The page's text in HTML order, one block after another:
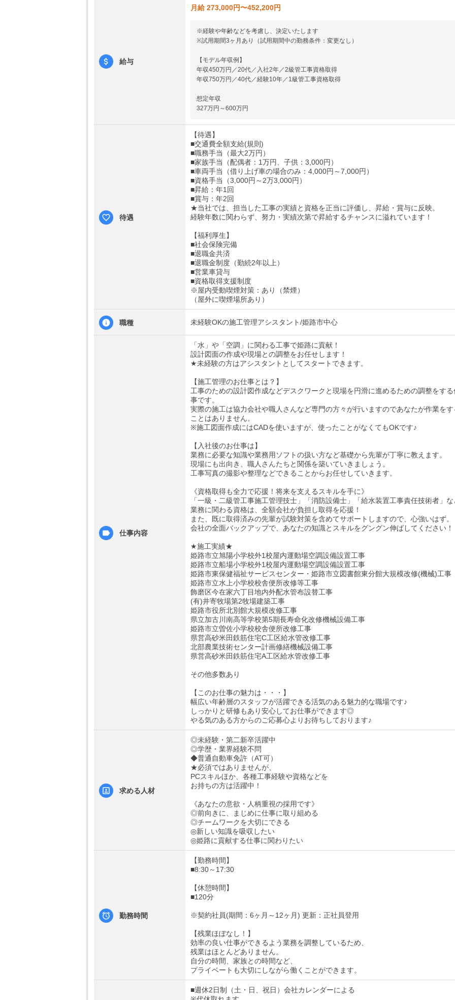
給与
月給 273,000円〜452,200円
※経験や年齢などを考慮し、決定いたします
※試用期間3ヶ月あり（試用期間中の勤務条件：変更なし）
【モデル年収例】
年収450万円／20代／入社2年／2級管工事資格取得
年収750万円／40代／経験10年／1級管工事資格取得
想定年収
327万円～600万円
待遇
【待遇】
■交通費全額支給(規則)
■職務手当（最大2万円）
■家族手当（配偶者：1万円、子供：3,000円）
■車両手当（借り上げ車の場合のみ：4,000円～7,000円）
■資格手当（3,000円～2万3,000円）
■昇給：年1回
■賞与：年2回
★当社では、担当した工事の実績と資格を正当に評価し、昇給・賞与に反映。
経験年数に関わらず、努力・実績次第で昇給するチャンスに溢れています！
【福利厚生】
■社会保険完備
■退職金共済
■退職金制度（勤続2年以上）
■営業車貸与
■資格取得支援制度
※屋内受動喫煙対策：あり（禁煙）
（屋外に喫煙場所あり）
職種 未経験OKの施工管理アシスタント/姫路市中心
仕事内容
「水」や「空調」に関わる工事で姫路に貢献！
設計図面の作成や現場との調整をお任せします！
★未経験の方はアシスタントとしてスタートできます。
【施工管理のお仕事とは？】
工事のための設計図作成などデスクワークと現場を円滑に進めるための調整をする
事です。
実際の施工は協力会社や職人さんなど専門の方々が行いますのであなたが作業をす
ことはありません。
※施工図面作成にはCADを使いますが、使ったことがなくてもOKです♪
【入社後のお仕事は】
業務に必要な知識や業務用ソフトの扱い方など基礎から先輩が丁寧に教えます。
現場にも出向き、職人さんたちと関係を築いていきましょう。
工事写真の撮影や整理などできることからお任せしていきます。
《資格取得も全力で応援！将来を支えるスキルを手に》
「一級・二級管工事施工管理技士」「消防設備士」「給水装置工事責任技術者」な
業務に関わる資格は、全額会社が負担し取得を応援！
また、既に取得済みの先輩が試験対策を含めてサポートしますので、心強いはず。
会社の全面バックアップで、あなたの知識とスキルをグングン伸ばしてください！
★施工実績★
姫路市立旭陽小学校外1校屋内運動場空調設備設置工事
姫路市立船場小学校外1校屋内運動場空調設備設置工事
姫路市東保健福祉サービスセンター・姫路市立図書館東分館大規模改修(機械)工事
姫路市立水上小学校校舎便所改修等工事
飾磨区今在家六丁目地内外配水管布設替工事
(有)井寄牧場第2牧場建築工事
姫路市役所北別館大規模改修工事
県立加古川南高等学校第5期長寿命化改修機械設備工事
姫路市立曽佐小学校校舎便所改修工事
県営高砂米田鉄筋住宅C工区給水管改修工事
北部農業技術センター計画修繕機械設備工事
県営高砂米田鉄筋住宅A工区給水管改修工事
その他多数あり
【このお仕事の魅力は・・・】
幅広い年齢層のスタッフが活躍できる活気のある魅力的な職場です♪
しっかりと研修もあり安心してお仕事ができます◎
やる気のある方からのご応募心よりお待ちしております♪
求める人材
◎未経験・第二新卒活躍中
◎学歴・業界経験不問
◆普通自動車免許（AT可）
★必須ではありませんが、
PCスキルほか、各種工事経験や資格などを
お持ちの方は活躍中！
《あなたの意欲・人柄重視の採用です》
◎前向きに、まじめに仕事に取り組める
◎チームワークを大切にできる
◎新しい知識を吸収したい
◎姫路に貢献する仕事に関わりたい
勤務時間
【勤務時間】
■8:30～17:30
【休憩時間】
■120分
※契約社員(期間：6ヶ月～12ヶ月) 更新：正社員登用
【残業ほぼなし！】
効率の良い仕事ができるよう業務を調整しているため、
残業はほとんどありません。
自分の時間、家族との時間など、
プライベートも大切にしながら働くことができます。
■週休2日制（土・日、祝日）会社カレンダーによる